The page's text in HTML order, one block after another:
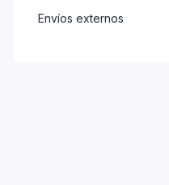
Envíos externos